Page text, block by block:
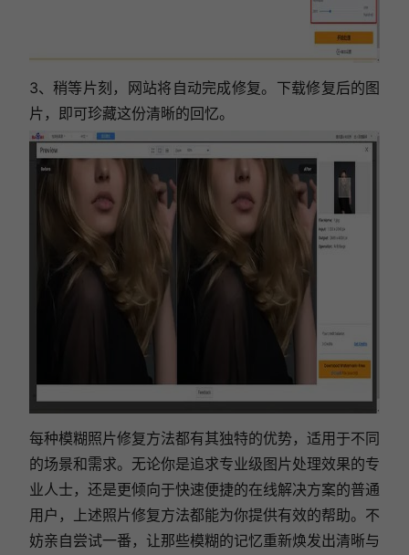
3、稍等片刻，网站将自动完成修复。下载修复后的图
片，即可珍藏这份清晰的回忆。
每种模糊照片修复方法都有其独特的优势，适用于不同
的场景和需求。无论你是追求专业级图片处理效果的专
业人士，还是更倾向于快速便捷的在线解决方案的普通
用户，上述照片修复方法都能为你提供有效的帮助。不
妨亲自尝试一番，让那些模糊的记忆重新焕发出清晰与